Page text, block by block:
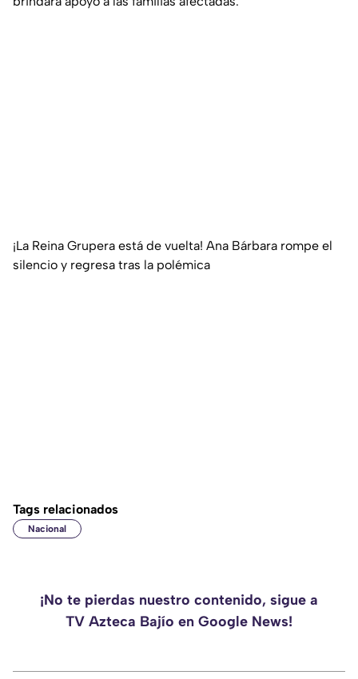
¡La Reina Grupera está de vuelta! Ana Bárbara rompe el
silencio y regresa tras la polémica
Tags relacionados
Nacional
¡No te pierdas nuestro contenido, sigue a
TV Azteca Bajío en Google News!